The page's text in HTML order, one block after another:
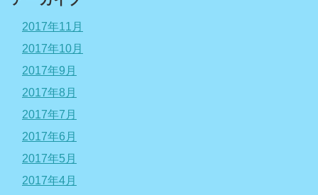
2017年11月
2017年10月
2017年9月
2017年8月
2017年7月
2017年6月
2017年5月
2017年4月